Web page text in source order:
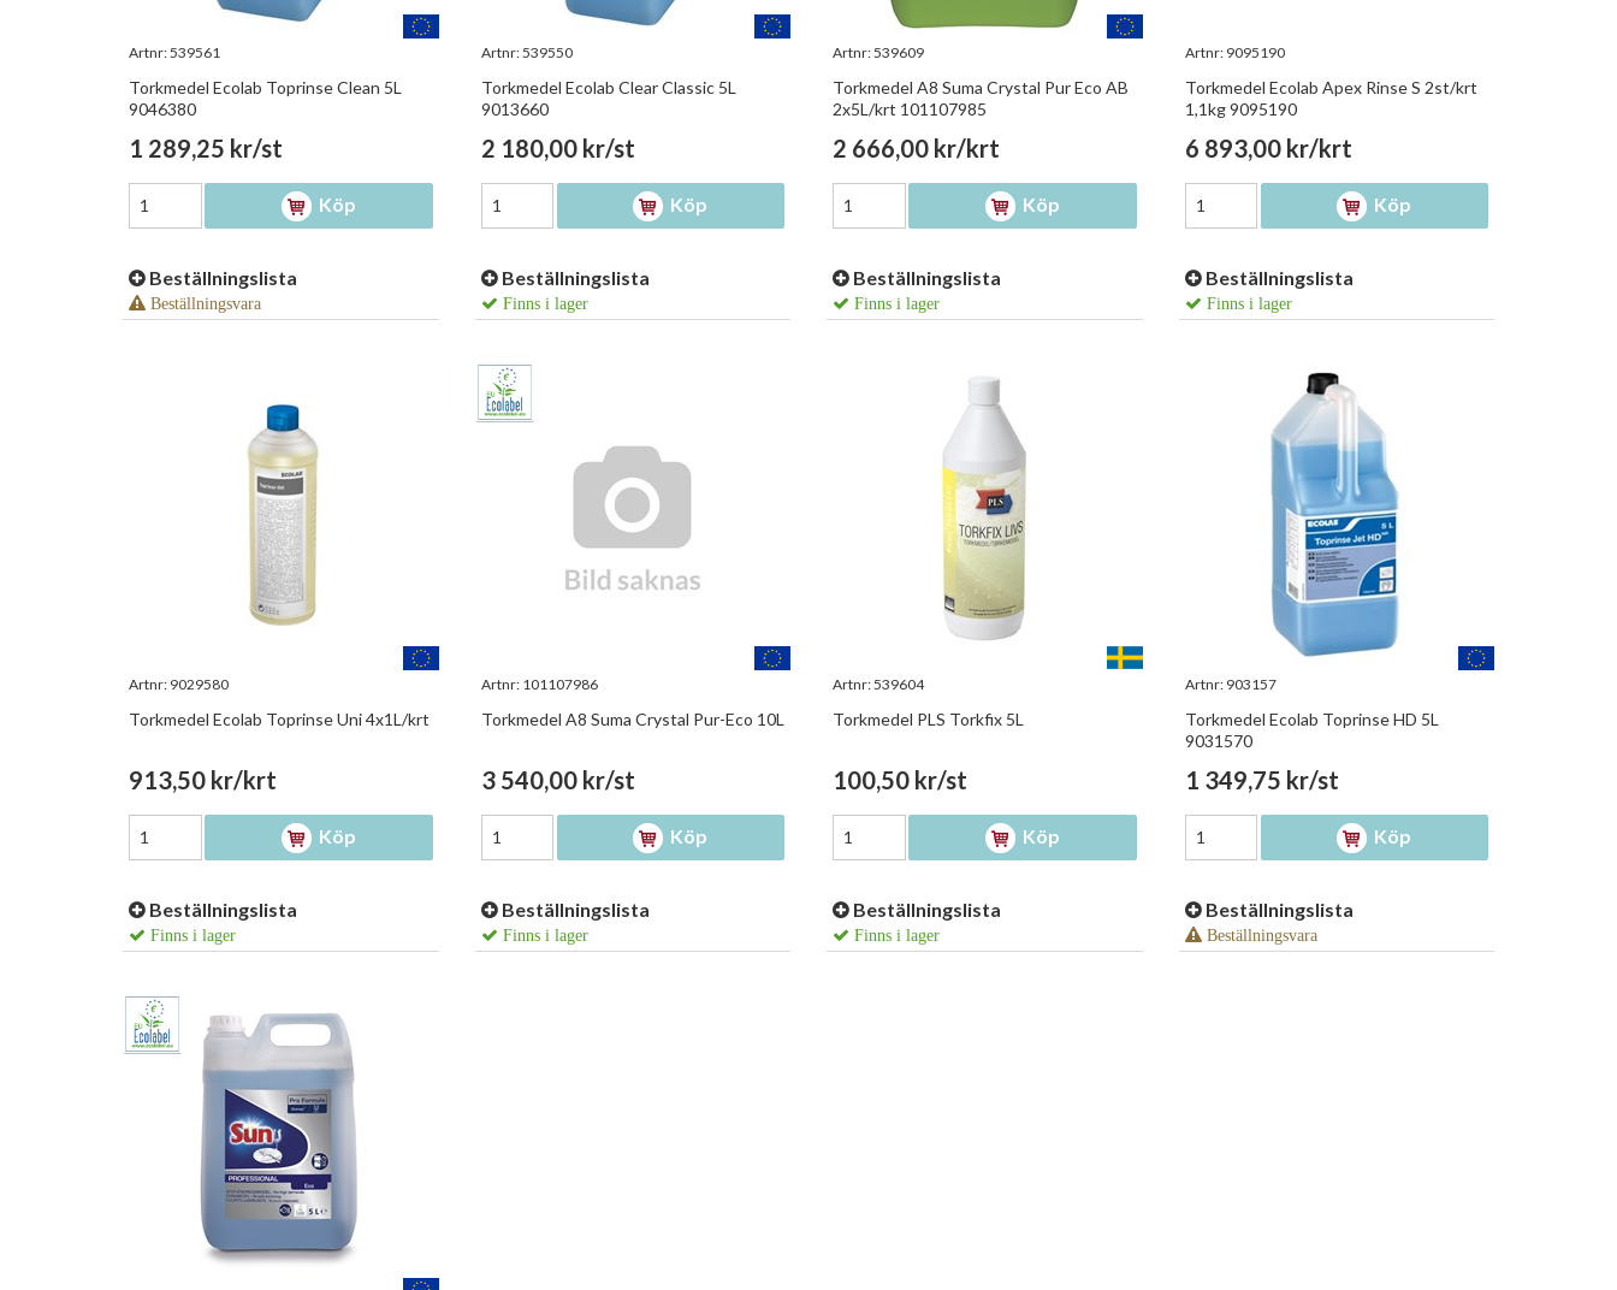
Artnr:539561
Torkmedel Ecolab Toprinse Clean 5L
9046380
1 289,25 kr/st
Köp
Beställningslista
Beställningsvara
Artnr:539550
Torkmedel Ecolab Clear Classic 5L
9013660
2 180,00 kr/st
Köp
Beställningslista
Finns i lager
Artnr:539609
Torkmedel A8 Suma Crystal Pur Eco AB
2x5L/krt 101107985
2 666,00 kr/krt
Köp
Beställningslista
Finns i lager
Artnr: 9095190
Torkmedel Ecolab Apex Rinse S 2st/krt
1,1kg 9095190
6 893,00 kr/krt
Köp
Beställningslista
Finns i lager
Artnr: 9029580
Torkmedel Ecolab Toprinse Uni 4x1L/krt
913,50 kr/krt
Köp
Beställningslista
Finns i lager
Artnr: 101107986
Torkmedel A8 Suma Crystal Pur-Eco 10L
3 540,00 kr/st
Köp
Beställningslista
Finns i lager
Artnr:539604
Torkmedel PLS Torkfix 5L
100,50 kr/st
Köp
Beställningslista
Finns i lager
Artnr: 903157
Torkmedel Ecolab Toprinse HD 5L
9031570
1 349,75 kr/st
Köp
Beställningslista
Beställningsvara